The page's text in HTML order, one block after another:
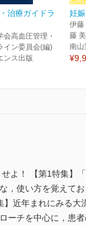
治療ガイドラ
会高血圧管理・
イン委員会(編)
ンス出版
妊
伊藤
藤
南山
せよ！ 【第1特集
，使い方を覚えて
近年まれにみる
ーチを中心に，患